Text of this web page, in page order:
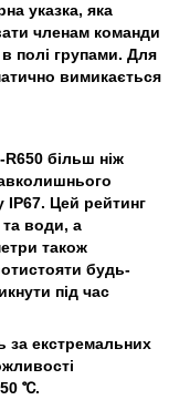
указка, яка
членам команди
полі групами. Для
вимикається
більш ніж
Цей рейтинг
та води, а
також
будь-
під час
за екстремальних
℃.